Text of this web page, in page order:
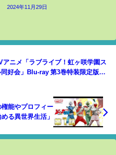
2024年11月29日
アニメ「ラブライブ！虹ヶ咲学園ス
好会」Blu-ray 第3巻特装限定版特
能やプロフィー
る異世界生活」